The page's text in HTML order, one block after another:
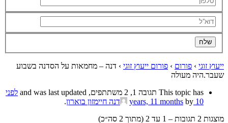
ייעוץ זוגי › פורום › פורום ייעוץ זוגי › דנה – מחמאות על הסדנה בשבוע
שעבר.היה מעולה
This topic has תגובה 1, 2 משתתפים, and was last updated
לפני
10 years, 11 months
by דנה חיימזון בוארון.
מוצגות 2 תגובות – 1 עד 2 (מתוך 2 סה״כ)